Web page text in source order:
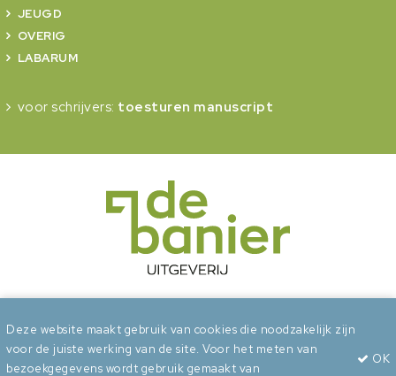
JEUGD
OVERIG
LABARUM
voor schrijvers: toesturen manuscript
Algemene voorwaarden Privacy
Deze website maakt gebruik van cookies die noodzakelijk zijn
voor de juiste werking van de site. Voor het meten van
bezoekgegevens wordt gebruik gemaakt van
OK